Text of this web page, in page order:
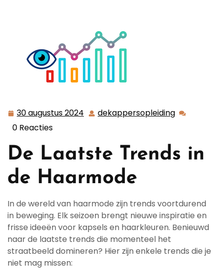
30 augustus 2024 30 dekappersopleiding
0 Reacties
De Laatste Trends in
de Haarmode
In de wereld van haarmode zijn trends voortdurend
in beweging. Elk seizoen brengt nieuwe inspiratie en
frisse ideeën voor kapsels en haarkleuren. Benieuwd
naar de laatste trends die momenteel het
straatbeeld domineren? Hier zijn enkele trends die je
niet mag missen: